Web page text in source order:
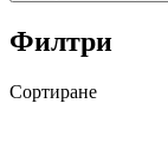
Филтри
Сортиране